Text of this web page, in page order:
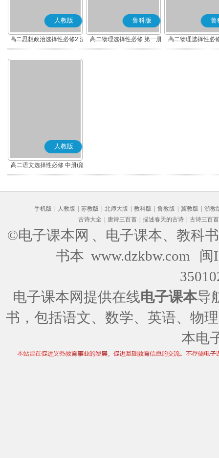
人教版
高二思想政治选择性必修2 法
律与生活(部编版)
鲁科版
高二物理选择性必修 第一册
鲁
高二物理选择性必
人教版
高二语文选择性必修 中册(部
编版)
手机版 人教版 苏教版 北师大版 教科版 鲁教版 冀教版
浙教
古诗大全
唐诗三百首 描述春天的古诗 古诗三百首
©电子课本网 、电子课本、教科
书本 www.dzkbw.com
闽
电子课本网提供在线电子课本导
书，包括语文、数学、英语、物
本电